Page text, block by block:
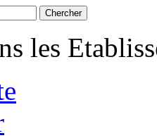
Chercher
les